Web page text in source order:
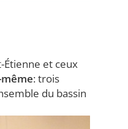
Étienne et ceux
: trois
du bassin